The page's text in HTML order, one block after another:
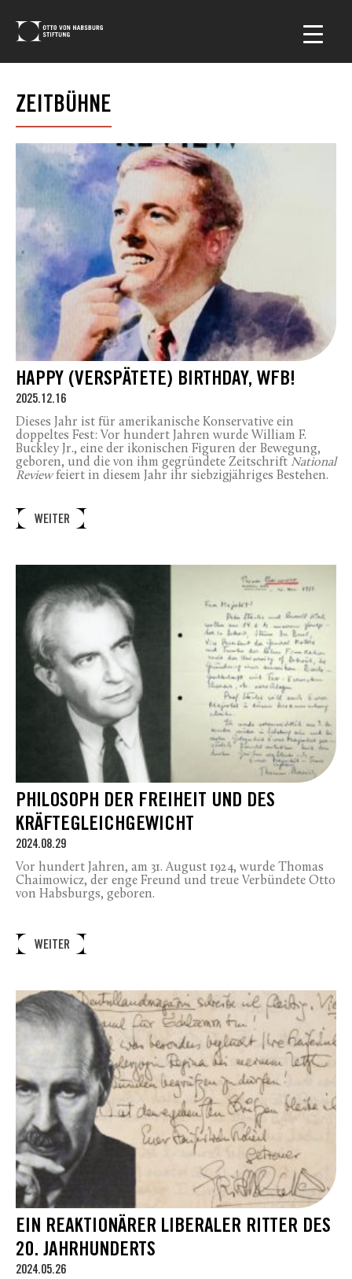
ZEITBÜHNE
HAPPY (VERSPÄTETE) BIRTHDAY, WFB!
2025.12.16
Dieses Jahr ist für amerikanische Konservative ein
doppeltes Fest: Vor hundert Jahren wurde William F.
Buckley Jr., eine der ikonischen Figuren der Bewegung,
geboren, und die von ihm gegründete Zeitschrift National
Reviewfeiert in diesem Jahr ihr siebzigjähriges Bestehen.
WEITER
PHILOSOPH DER FREIHEIT UND DES
KRÄFTEGLEICHGEWICHT
2024.08.29
Vor hundert Jahren, am 31. August 1924, wurde Thomas
Chaimowicz, der enge Freund und treue Verbündete Otto
von Habsburgs, geboren.
WEITER
EIN REAKTIONÄRER LIBERALER RITTER DES
20. JAHRHUNDERTS
2024.05.26